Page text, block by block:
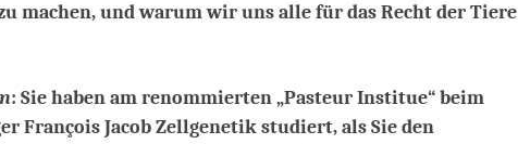
machen, und warum wir uns alle für das Recht der Tiere
: Sie haben am renommierten „Pasteur Institue“ beim
François Jacob Zellgenetik studiert, als Sie den